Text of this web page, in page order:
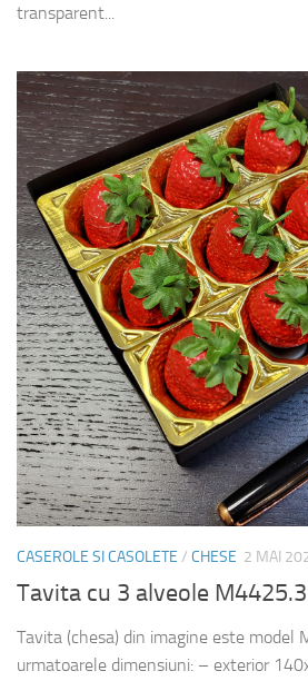
transparent...
CASEROLE SI CASOLETE / CHESE 2 MAI
Tavita cu 3 alveole M4425.3
Tavita (chesa) din imagine este model
urmatoarele dimensiuni: – exterior